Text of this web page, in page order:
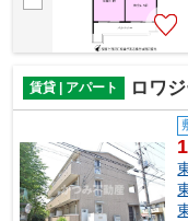
賃貸 | アパート ロワ